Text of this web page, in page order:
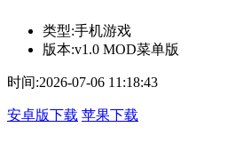
类型:手机游戏
版本:v1.0 MOD菜单版
时间:2026-07-06 11:18:43
安卓版下载 苹果下载